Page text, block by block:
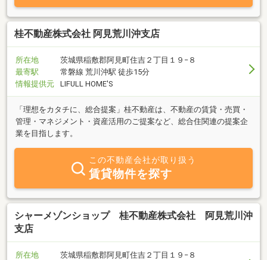
桂不動産株式会社 阿見荒川沖支店
所在地
茨城県稲敷郡阿見町住吉２丁目１９−８
最寄駅
常磐線 荒川沖駅 徒歩15分
情報提供元
LIFULL HOME'S
「理想をカタチに、総合提案」桂不動産は、不動産の賃貸・売買・
管理・マネジメント・資産活用のご提案など、総合住関連の提案企
業を目指します。
この不動産会社が取り扱う
賃貸物件を探す
シャーメゾンショップ 桂不動産株式会社 阿見荒川沖
支店
所在地
茨城県稲敷郡阿見町住吉２丁目１９−８